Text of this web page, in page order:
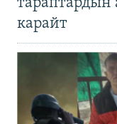
тараптардын
карайт